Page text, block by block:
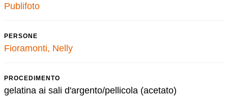
Publifoto
PERSONE
Fioramonti, Nelly
PROCEDIMENTO
gelatina ai sali d'argento/pellicola (acetato)